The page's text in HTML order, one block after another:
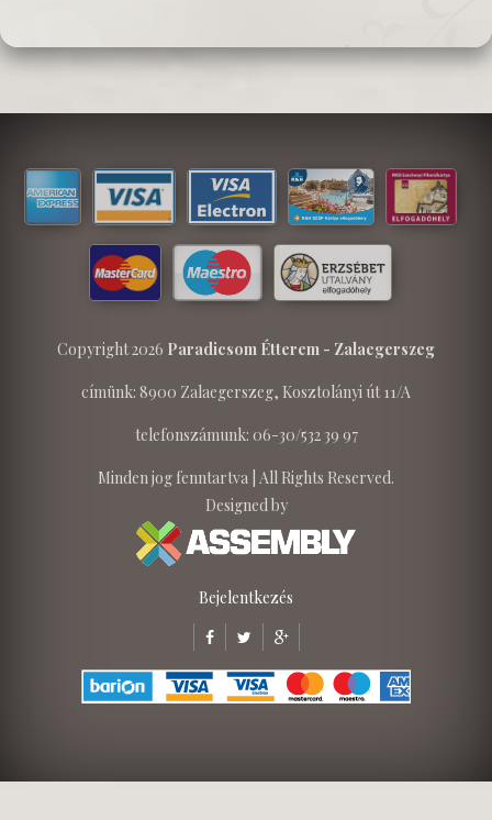
Copyright 2026 Paradicsom Étterem - Zalaegerszeg
címünk: 8900 Zalaegerszeg, Kosztolányi út 11/A
telefonszámunk: 06-30/532 39 97
Minden jog fenntartva | All Rights Reserved.
Designed by
Bejelentkezés